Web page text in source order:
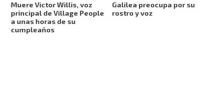
Muere Victor Willis, voz
principal de Village People
a unas horas de su
cumpleaños
Galilea preocupa por su
rostro y voz